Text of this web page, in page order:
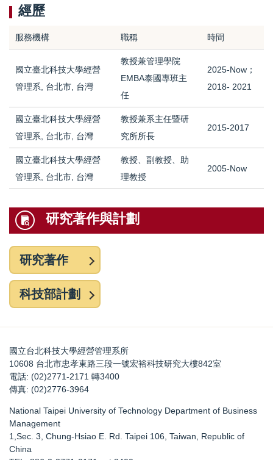
經歷
服務機構 職稱 時間
國立臺北科技大學經營
管理系, 台北市, 台灣
教授兼管理學院
EMBA泰國專班主
任
2025-Now；
2018- 2021
國立臺北科技大學經營
管理系, 台北市, 台灣
教授兼系主任暨研
究所所長
2015-2017
國立臺北科技大學經營
管理系, 台北市, 台灣
教授、副教授、助
理教授
2005-Now
研究著作與計劃
研究著作
科技部計劃
國立台北科技大學經營管理系所
10608 台北市忠孝東路三段一號宏裕科技研究大樓842室
電話: (02)2771-2171 轉3400
傳真: (02)2776-3964
National Taipei University of Technology Department of Business
Management
1,Sec. 3, Chung-Hsiao E. Rd. Taipei 106, Taiwan, Republic of
China